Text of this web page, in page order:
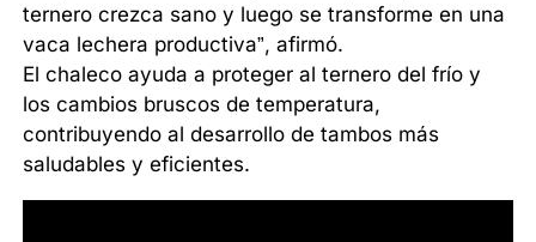
ternero crezca sano y luego se transforme en una
vaca lechera productiva”, afirmó.
El chaleco ayuda a proteger al ternero del frío y
los cambios bruscos de temperatura,
contribuyendo al desarrollo de tambos más
saludables y eficientes.